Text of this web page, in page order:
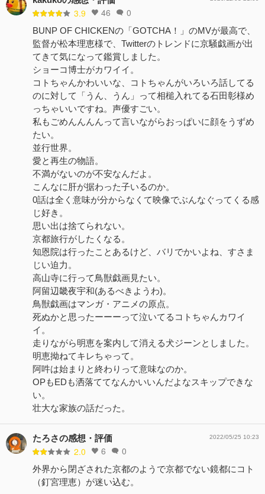
3.9 46 0
BUNP OF CHICKENの「GOTCHA！」のMVが最高で、
監督が松本理恵様で、Twitterのトレンドに京騒戯画が出
てきて気になって鑑賞しました。
ショーコ博士がカワイイ。
コトちゃんかわいいな、コトちゃんがいろいろ話してる
のに対して「うん、うん」って相槌入れてる石田彰様め
っちゃいいですね。声優すごい。
私もごめんんんんって言いながらおっぱいに顔をうずめ
たい。
並行世界。
愛と再生の物語。
不満がないのが不安なんだよ。
こんなに肝が据わった子いるのか。
0話は全く意味が分からなくて映像でぶんなぐってくる感
じ好き。
思い出は捨てられない。
京都旅行がしたくなる。
知恩院は行ったことあるけど、バリでかいよね、すさま
じい迫力。
高山寺に行って鳥獣戯画見たい。
阿留辺畿夜宇和(あるべきようわ)。
鳥獣戯画はマンガ・アニメの原点。
死ぬかと思ったーーーって泣いてるコトちゃんカワイ
イ。
走りながら明恵を案内して消える犬ジーンとしました。
明恵拗ねてキレちゃって。
阿吽は始まりと終わりって意味なのか。
OPもEDも洒落ててなんかいいんだよなスキップできな
い。
壮大な家族の話だった。
たろさの感想・評価
2.0 6 0
2022/05/25 10:23
外界から閉ざされた京都のようで京都でない鏡都にコト
（釘宮理恵）が迷い込む。